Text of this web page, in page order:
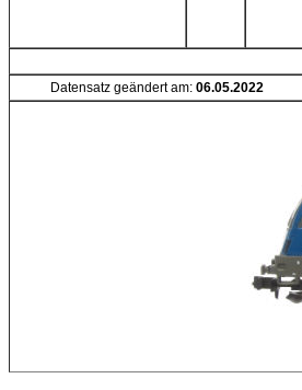
Datensatz geändert am: 06.05.2022